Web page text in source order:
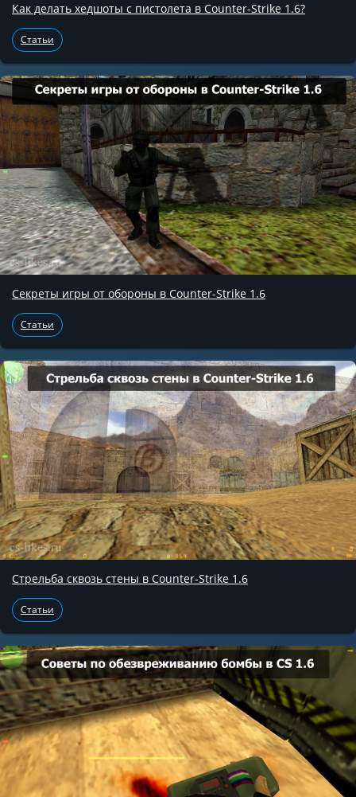
Как делать хедшоты с пистолета в Counter-Strike 1.6?
Статьи
Секреты игры от обороны в Counter-Strike 1.6
Статьи
Стрельба сквозь стены в Counter-Strike 1.6
Статьи